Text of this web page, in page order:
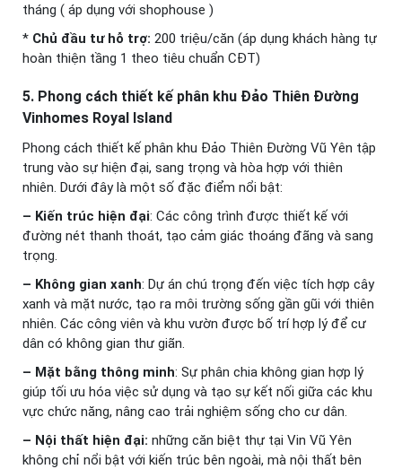
tháng ( áp dụng với shophouse )
* Chủ đầu tư hỗ trợ: 200 triệu/căn (áp dụng khách hàng tự
hoàn thiện tầng 1 theo tiêu chuẩn CĐT)
5. Phong cách thiết kế phân khu Đảo Thiên Đường
Vinhomes Royal Island
Phong cách thiết kế phân khu Đảo Thiên Đường Vũ Yên tập
trung vào sự hiện đại, sang trọng và hòa hợp với thiên
nhiên. Dưới đây là một số đặc điểm nổi bật:
– Kiến trúc hiện đại: Các công trình được thiết kế với
đường nét thanh thoát, tạo cảm giác thoáng đãng và sang
trọng.
– Không gian xanh: Dự án chú trọng đến việc tích hợp cây
xanh và mặt nước, tạo ra môi trường sống gần gũi với thiên
nhiên. Các công viên và khu vườn được bố trí hợp lý để cư
dân có không gian thư giãn.
– Mặt bằng thông minh: Sự phân chia không gian hợp lý
giúp tối ưu hóa việc sử dụng và tạo sự kết nối giữa các khu
vực chức năng, nâng cao trải nghiệm sống cho cư dân.
– Nội thất hiện đại: những căn biệt thự tại Vin Vũ Yên
không chỉ nổi bật với kiến trúc bên ngoài, mà nội thất bên